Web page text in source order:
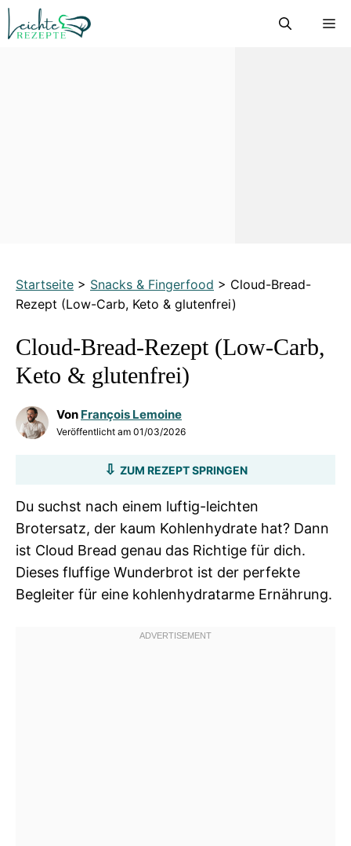
Zum
Inhalt
Startseite > Snacks & Fingerfood > Cloud-Bread-
Rezept (Low-Carb, Keto & glutenfrei)
Cloud-Bread-Rezept (Low-Carb,
Keto & glutenfrei)
Von François Lemoine
Veröffentlicht am 01/03/2026
ZUM REZEPT SPRINGEN
Du suchst nach einem luftig-leichten
Brotersatz, der kaum Kohlenhydrate hat? Dann
ist Cloud Bread genau das Richtige für dich.
Dieses fluffige Wunderbrot ist der perfekte
Begleiter für eine kohlenhydratarme Ernährung.